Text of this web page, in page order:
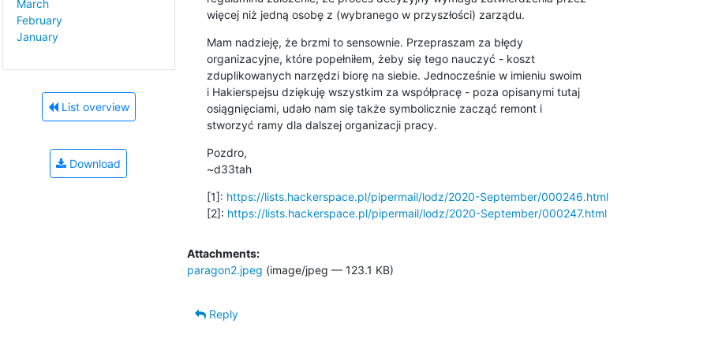
March
February
January
List overview
Download
więcej niż jedną osobę z (wybranego w przyszłości) zarządu.
Mam nadzieję, że brzmi to sensownie. Przepraszam za błędy
organizacyjne, które popełniłem, żeby się tego nauczyć - koszt
zduplikowanych narzędzi biorę na siebie. Jednocześnie w imieniu swoim
i Hakierspejsu dziękuję wszystkim za współpracę - poza opisanymi tutaj
osiągnięciami, udało nam się także symbolicznie zacząć remont i
stworzyć ramy dla dalszej organizacji pracy.
Pozdro,
~d33tah
[1]: https://lists.hackerspace.pl/pipermail/lodz/2020-September/000246.html
[2]: https://lists.hackerspace.pl/pipermail/lodz/2020-September/000247.html
Attachments:
paragon2.jpeg (image/jpeg — 123.1 KB)
Reply